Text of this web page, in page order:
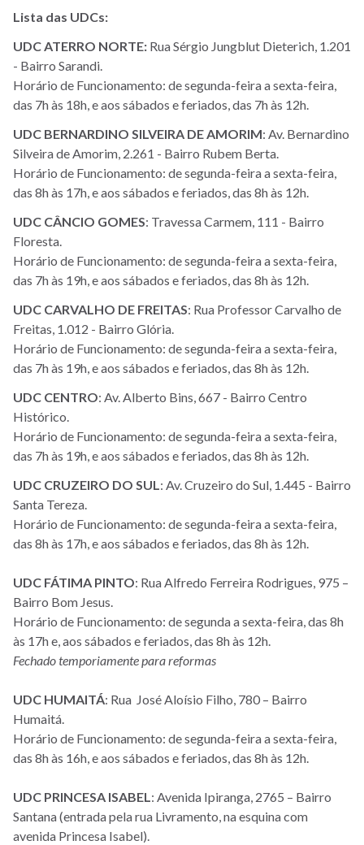
Lista das UDCs:
UDC ATERRO NORTE: Rua Sérgio Jungblut Dieterich, 1.201
- Bairro Sarandi.
Horário de Funcionamento: de segunda-feira a sexta-feira,
das 7h às 18h, e aos sábados e feriados, das 7h às 12h.
UDC BERNARDINO SILVEIRA DE AMORIM: Av. Bernardino
Silveira de Amorim, 2.261 - Bairro Rubem Berta.
Horário de Funcionamento: de segunda-feira a sexta-feira,
das 8h às 17h, e aos sábados e feriados, das 8h às 12h.
UDC CÂNCIO GOMES: Travessa Carmem, 111 - Bairro
Floresta.
Horário de Funcionamento: de segunda-feira a sexta-feira,
das 7h às 19h, e aos sábados e feriados, das 8h às 12h.
UDC CARVALHO DE FREITAS: Rua Professor Carvalho de
Freitas, 1.012 - Bairro Glória.
Horário de Funcionamento: de segunda-feira a sexta-feira,
das 7h às 19h, e aos sábados e feriados, das 8h às 12h.
UDC CENTRO: Av. Alberto Bins, 667 - Bairro Centro
Histórico.
Horário de Funcionamento: de segunda-feira a sexta-feira,
das 7h às 19h, e aos sábados e feriados, das 8h às 12h.
UDC CRUZEIRO DO SUL: Av. Cruzeiro do Sul, 1.445 - Bairro
Santa Tereza.
Horário de Funcionamento: de segunda-feira a sexta-feira,
das 8h às 17h, e aos sábados e feriados, das 8h às 12h.
UDC FÁTIMA PINTO: Rua Alfredo Ferreira Rodrigues, 975 –
Bairro Bom Jesus.
Horário de Funcionamento: de segunda a sexta-feira, das 8h
às 17h e, aos sábados e feriados, das 8h às 12h.
Fechado temporiamente para reformas
UDC HUMAITÁ: Rua José Aloísio Filho, 780 – Bairro
Humaitá.
Horário de Funcionamento: de segunda-feira a sexta-feira,
das 8h às 16h, e aos sábados e feriados, das 8h às 12h.
UDC PRINCESA ISABEL: Avenida Ipiranga, 2765 – Bairro
Santana (entrada pela rua Livramento, na esquina com
avenida Princesa Isabel).